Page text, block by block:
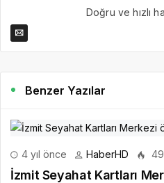
Doğru ve hızlı
Benzer Yazılar
4 yıl önce HaberHD
İzmit Seyahat Kartları